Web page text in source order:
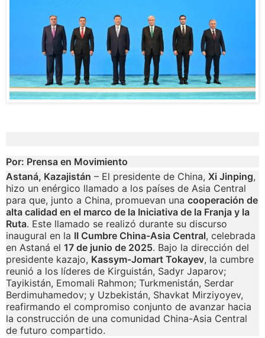
Por: Prensa en Movimiento
Astaná, Kazajistán – El presidente de China, Xi Jinping,
hizo un enérgico llamado a los países de Asia Central
para que, junto a China, promuevan una cooperación de
alta calidad en el marco de la Iniciativa de la Franja y la
Ruta. Este llamado se realizó durante su discurso
inaugural en la II Cumbre China-Asia Central, celebrada
en Astaná el 17 de junio de 2025. Bajo la dirección del
presidente kazajo, Kassym-Jomart Tokayev, la cumbre
reunió a los líderes de Kirguistán, Sadyr Japarov;
Tayikistán, Emomali Rahmon; Turkmenistán, Serdar
Berdimuhamedov; y Uzbekistán, Shavkat Mirziyoyev,
reafirmando el compromiso conjunto de avanzar hacia
la construcción de una comunidad China-Asia Central
de futuro compartido.